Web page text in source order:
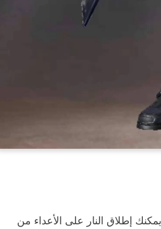
وكذلك يمكنك إطلاق النار على الأعداء من